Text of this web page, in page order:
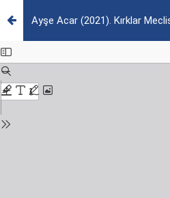
Ayşe Acar (2021). Kırklar